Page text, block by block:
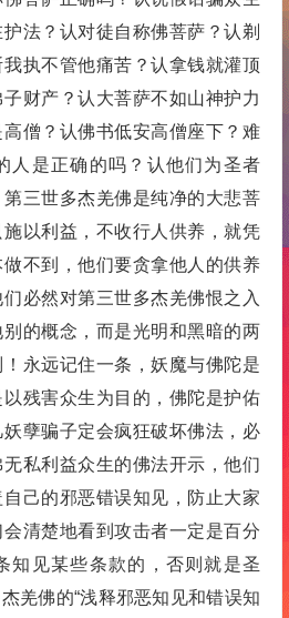
法？认对徒自称佛菩萨？认剃
执不管他痛苦？认拿钱就灌顶
财产？认大菩萨不如山神护力
僧？认佛书低安高僧座下？难
人是正确的吗？认他们为圣者
三世多杰羌佛是纯净的大悲菩
以利益，不收行人供养，就凭
不到，他们要贪拿他人的供养
必然对第三世多杰羌佛恨之入
的概念，而是光明和黑暗的两
永远记住一条，妖魔与佛陀是
残害众生为目的，佛陀是护佑
孽骗子定会疯狂破坏佛法，必
私利益众生的佛法开示，他们
己的邪恶错误知见，防止大家
清楚地看到攻击者一定是百分
知见某些条款的，否则就是圣
羌佛的“浅释邪恶知见和错误知